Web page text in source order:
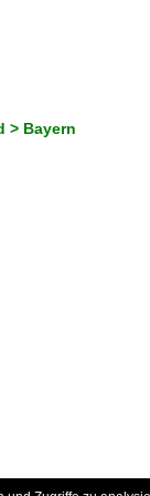
> Bayern